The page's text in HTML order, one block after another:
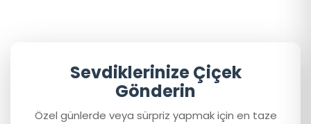
Sevdiklerinize Çiçek
Gönderin
Özel günlerde veya sürpriz yapmak için en taze